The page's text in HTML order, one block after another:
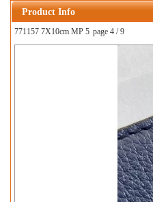
Product Info
771157 7X10cm MP 5 page 4 / 9